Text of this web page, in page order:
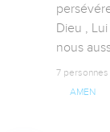
Dieu ,
nous
7
AMEN